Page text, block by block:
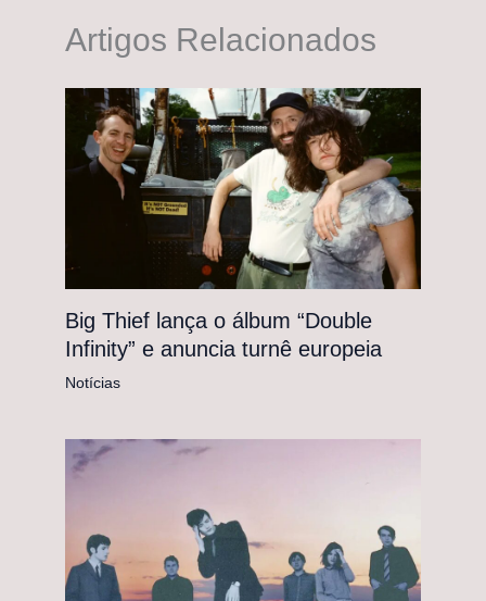
Artigos Relacionados
Big Thief lança o álbum “Double
Infinity” e anuncia turnê europeia
Notícias